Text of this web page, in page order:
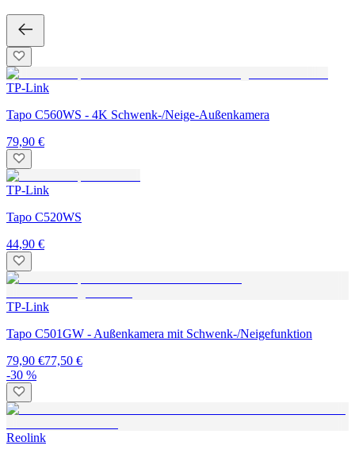
TP-Link
Tapo C560WS - 4K Schwenk-/Neige-Außenkamera
79,90 €
TP-Link
Tapo C520WS
44,90 €
TP-Link
Tapo C501GW - Außenkamera mit Schwenk-/Neigefunktion
79,90 €77,50 €
-30 %
Reolink